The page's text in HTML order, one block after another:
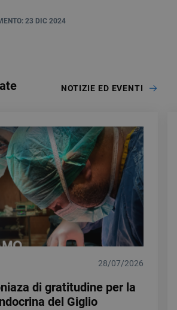
23 DIC 2024
NOTIZIE ED EVENTI
28/07/2026
di gratitudine per la
del Giglio